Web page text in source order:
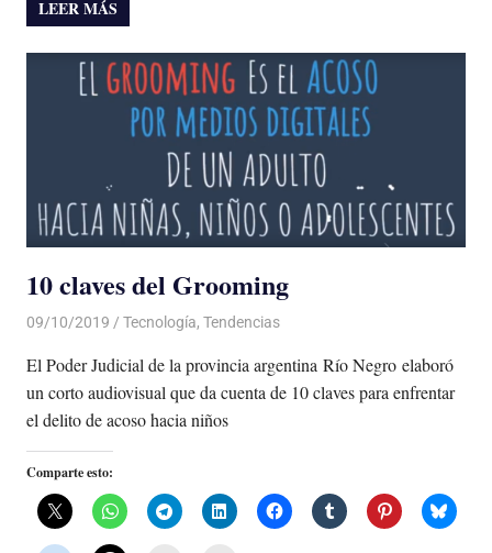
LEER MÁS
10 claves del Grooming
09/10/2019 De todo un Poco
Tecnología, Tendencias
El Poder Judicial de la provincia argentina Río Negro elaboró
un corto audiovisual que da cuenta de 10 claves para enfrentar
el delito de acoso hacia niños
Comparte esto: